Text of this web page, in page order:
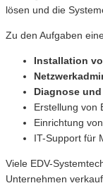
lösen und die
Zu den Aufgaben
Installation
Diagnose
Erstellung von
Einrichtung
IT-Support für
Viele EDV-
Unternehmen